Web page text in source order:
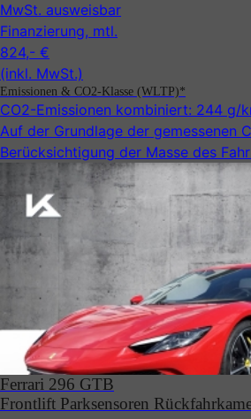
MwSt. ausweisbar
Finanzierung, mtl.
824,- €
(inkl. MwSt.)
Emissionen & CO2-Klasse (WLTP)*
CO2-Emissionen kombiniert: 244 g/
Auf der Grundlage der gemessenen
Be­rück­sicht­ig­ung der Masse des
Ferrari 296 GTB
Frontlift Parksensoren